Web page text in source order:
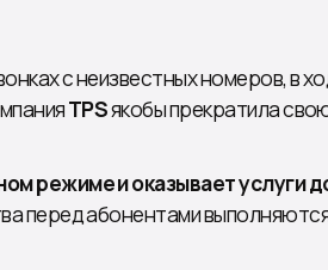
с неизвестных номеров, в
TPSякобы прекратила
режиме и оказывает услуги
перед абонентами